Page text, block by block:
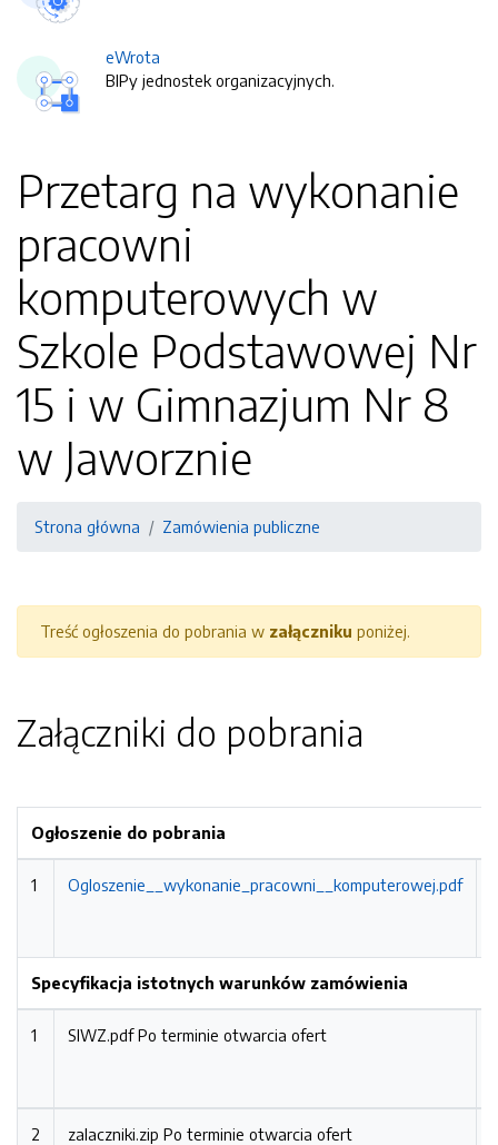
eWrota
BIPy jednostek organizacyjnych.
Przetarg na wykonanie
pracowni
komputerowych w
Szkole Podstawowej Nr
15 i w Gimnazjum Nr 8
w Jaworznie
Strona główna Zamówienia publiczne
Treść ogłoszenia do pobrania w załączniku poniżej.
Załączniki do pobrania
Ogłoszenie do pobrania
1 Ogloszenie__wykonanie_pracowni__komputerowej.pdf
Specyfikacja istotnych warunków zamówienia
1 SIWZ.pdfPo terminie otwarcia ofert
2 zalaczniki.zip Po terminie otwarcia ofert